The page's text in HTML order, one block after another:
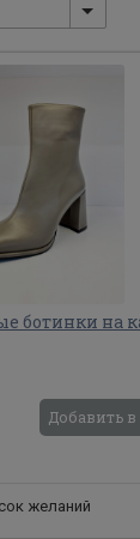
ботинки на
Добавить
желаний